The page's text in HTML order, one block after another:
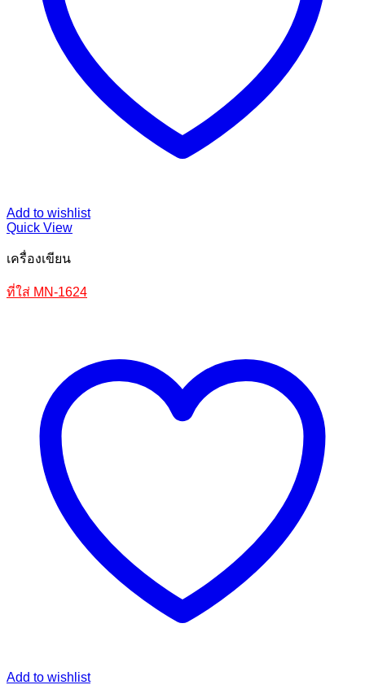
Add to wishlist
Quick View
เครื่องเขียน
ที่ใส่ MN-1624
Add to wishlist